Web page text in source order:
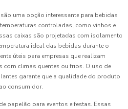
uma opção interessante para bebidas
controladas, como vinhos e
caixas são projetadas com isolamento
ideal das bebidas durante o
úteis para empresas que realizam
com climas quentes ou frios. O uso de
garante que a qualidade do produto
consumidor.
papelão para eventos e festas. Essas